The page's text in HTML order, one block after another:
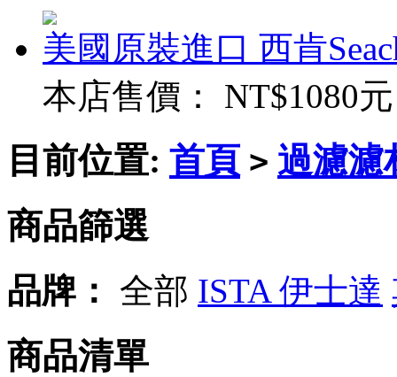
美國原裝進口 西肯
本店售價： NT$1080元
目前位置: 首頁 > 過濾濾
商品篩選
品牌： 全部 ISTA 伊士達
商品清單